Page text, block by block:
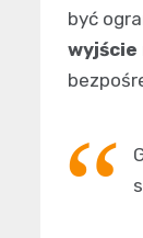
być
wyjście